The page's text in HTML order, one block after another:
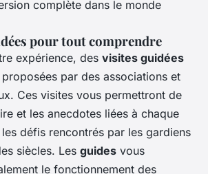
complète dans le monde
pour tout comprendre
expérience, des visites guidées
par des associations et
Ces visites vous permettront de
et les anecdotes liées à chaque
défis rencontrés par les gardiens
siècles. Les guides vous
le fonctionnement des